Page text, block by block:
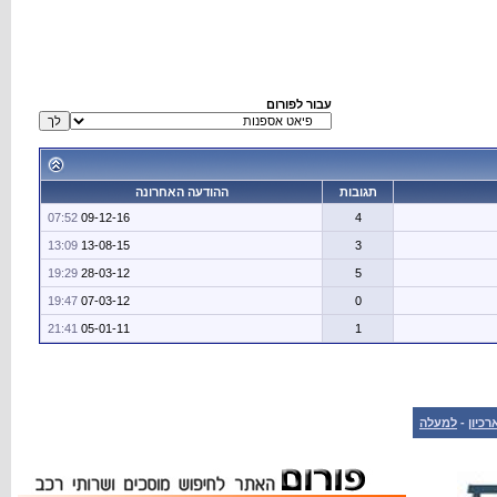
עבור לפורום
תגובות
ההודעה האחרונה
4
09-12-16
07:52
3
13-08-15
13:09
5
28-03-12
19:29
0
07-03-12
19:47
1
05-01-11
21:41
- למעלה